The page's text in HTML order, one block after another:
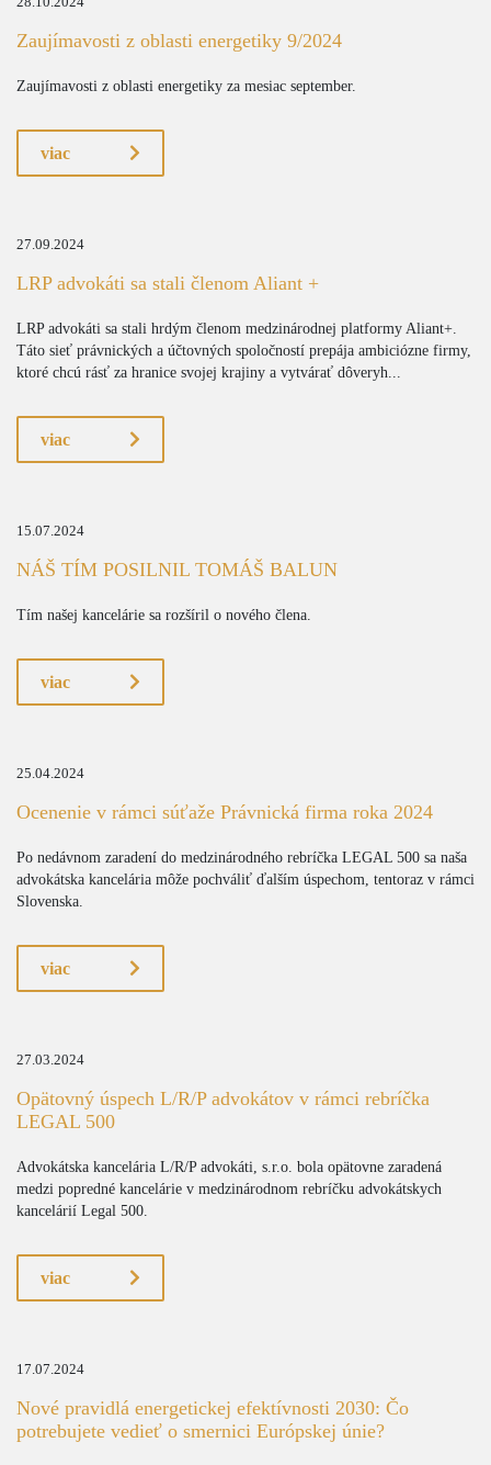
Zaujímavosti z oblasti energetiky 9/2024
Zaujímavosti z oblasti energetiky za mesiac september.
viac
27.09.2024
LRP advokáti sa stali členom Aliant +
LRP advokáti sa stali hrdým členom medzinárodnej platformy Aliant+.
Táto sieť právnických a účtovných spoločností prepája ambiciózne firmy,
ktoré chcú rásť za hranice svojej krajiny a vytvárať dôveryh...
viac
15.07.2024
NÁŠ TÍM POSILNIL TOMÁŠ BALUN
Tím našej kancelárie sa rozšíril o nového člena.
viac
25.04.2024
Ocenenie v rámci súťaže Právnická firma roka 2024
Po nedávnom zaradení do medzinárodného rebríčka LEGAL 500 sa naša
advokátska kancelária môže pochváliť ďalším úspechom, tentoraz v rámci
Slovenska.
viac
27.03.2024
Opätovný úspech L/R/P advokátov v rámci rebríčka
LEGAL 500
Advokátska kancelária L/R/P advokáti, s.r.o. bola opätovne zaradená
medzi popredné kancelárie v medzinárodnom rebríčku advokátskych
kancelárií Legal 500.
viac
17.07.2024
Nové pravidlá energetickej efektívnosti 2030: Čo
potrebujete vedieť o smernici Európskej únie?